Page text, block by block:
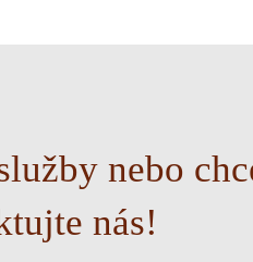
nebo
nás!